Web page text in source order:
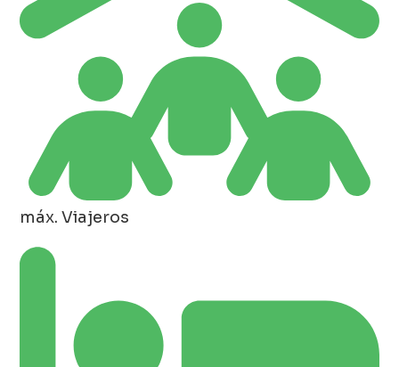
máx. Viajeros